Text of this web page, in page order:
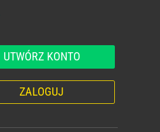
UTWÓRZ KONTO
ZALOGUJ